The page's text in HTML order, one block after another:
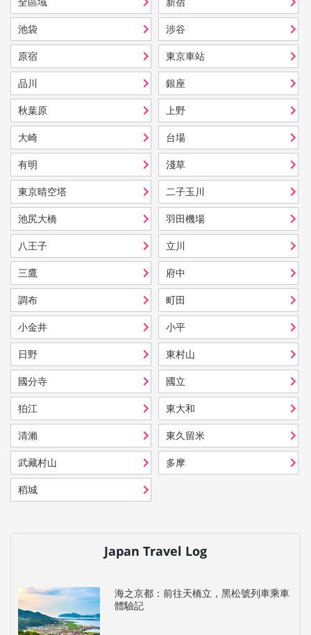
池袋 涉谷
原宿 東京車站
品川 銀座
秋葉原 上野
大崎 台場
有明 淺草
東京晴空塔 二子玉川
池尻大橋 羽田機場
八王子 立川
三鷹 府中
調布 町田
小金井 小平
日野 東村山
國分寺 國立
狛江 東大和
清瀨 東久留米
武藏村山 多摩
稻城
Japan Travel Log
海之京都：前往天橋立，黑松號列車乘車
體驗記